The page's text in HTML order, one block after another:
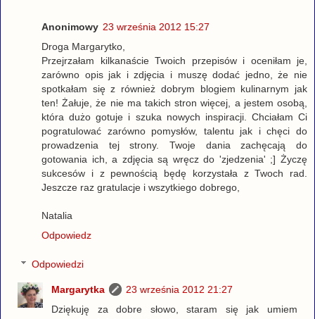
Anonimowy 23 września 2012 15:27
Droga Margarytko,
Przejrzałam kilkanaście Twoich przepisów i oceniłam je,
zarówno opis jak i zdjęcia i muszę dodać jedno, że nie
spotkałam się z również dobrym blogiem kulinarnym jak
ten! Żałuje, że nie ma takich stron więcej, a jestem osobą,
która dużo gotuje i szuka nowych inspiracji. Chciałam Ci
pogratulować zarówno pomysłów, talentu jak i chęci do
prowadzenia tej strony. Twoje dania zachęcają do
gotowania ich, a zdjęcia są wręcz do 'zjedzenia' ;] Życzę
sukcesów i z pewnością będę korzystała z Twoch rad.
Jeszcze raz gratulacje i wszytkiego dobrego,
Natalia
Odpowiedz
Odpowiedzi
Margarytka
23 września 2012 21:27
Dziękuję za dobre słowo, staram się jak umiem